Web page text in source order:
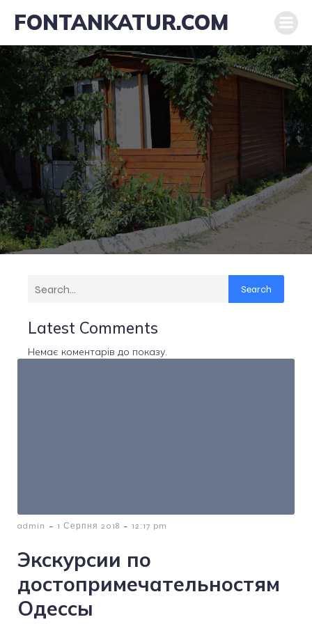
FONTANKATUR.COM
Search
Latest Comments
Немає коментарів до показу.
admin - 1 Серпня 2018 - 12:17 pm
Экскурсии по
достопримечательностям
Одессы